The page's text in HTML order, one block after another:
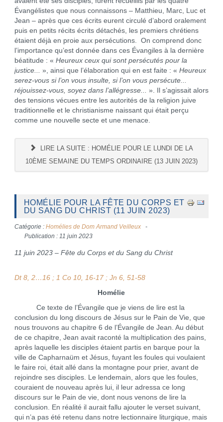
Évangélistes que nous connaissons – Matthieu, Marc, Luc et
Jean – après que ces écrits eurent circulé d’abord oralement
puis en petits récits écrits détachés, les premiers chrétiens
étaient déjà en proie aux persécutions. On comprend donc
l’importance qu’est donnée dans ces Évangiles à la dernière
béatitude : « Heureux ceux qui sont persécutés pour la
justice... », ainsi que l’élaboration qui en est faite : « Heureux
serez-vous si l’on vous insulte, si l’on vous persécute...
réjouissez-vous, soyez dans l’allégresse... ». Il s’agissait alors
des tensions vécues entre les autorités de la religion juive
traditionnelle et le christianisme naissant qui était perçu
comme une nouvelle secte et une menace.
LIRE LA SUITE : HOMÉLIE POUR LE LUNDI DE LA
10ÈME SEMAINE DU TEMPS ORDINAIRE (13 JUIN 2023)
HOMÉLIE POUR LA FÊTE DU CORPS ET
DU SANG DU CHRIST (11 JUIN 2023)
Catégorie : Homélies de Dom Armand Veilleux
Publication : 11 juin 2023
11 juin 2023 – Fête du Corps et du Sang du Christ
Dt 8, 2…16 ; 1 Co 10, 16-17 ; Jn 6, 51-58
Homélie
Ce texte de l’Évangile que je viens de lire est la
conclusion du long discours de Jésus sur le Pain de Vie, que
nous trouvons au chapitre 6 de l’Évangile de Jean. Au début
de ce chapitre, Jean avait raconté la multiplication des pains,
après laquelle les disciples étaient partis en barque pour la
ville de Capharnaüm et Jésus, fuyant les foules qui voulaient
le faire roi, était allé dans la montagne pour prier, avant de
rejoindre ses disciples. Le lendemain, alors que les foules,
couraient de nouveau après lui, il leur adressa ce long
discours sur le Pain de vie, dont nous venons de lire la
conclusion. En réalité il aurait fallu ajouter le verset suivant,
qui n’a pas été retenu dans notre lectionnaire liturgique, mais